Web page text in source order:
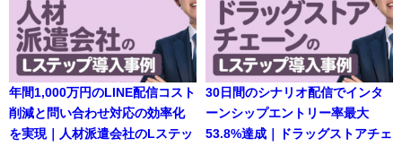
年間1,000万円のLINE配信コスト
削減と問い合わせ対応の効率化
を実現｜人材派遣会社のLステッ
30日間のシナリオ配信でインタ
ーンシップエントリー率最大
53.8%達成｜ドラッグストアチェ